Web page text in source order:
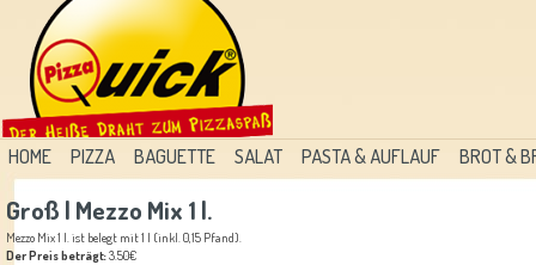
HOME PIZZA BAGUETTE SALAT PASTA & AUFLAUF BROT &
Groß | Mezzo Mix 1 l.
Mezzo Mix 1 l. ist belegt mit 1 l (inkl. 0,15 Pfand).
Der Preis beträgt:3.50€